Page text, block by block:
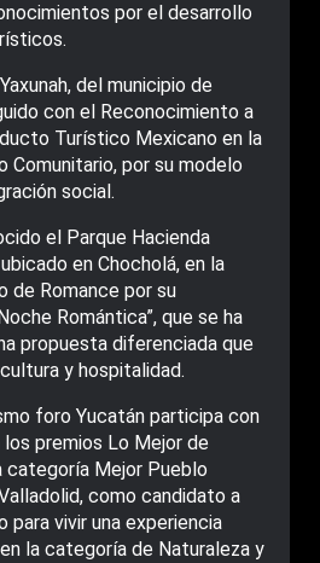
por el desarrollo
del municipio de
con el Reconocimiento a
Turístico Mexicano en la
Comunitario, por su modelo
social.
el Parque Hacienda
en Chocholá, en la
de Romance por su
Romántica”, que se ha
propuesta diferenciada que
y hospitalidad.
foro Yucatán participa con
premios Lo Mejor de
categoría Mejor Pueblo
como candidato a
para vivir una experiencia
la categoría de Naturaleza y